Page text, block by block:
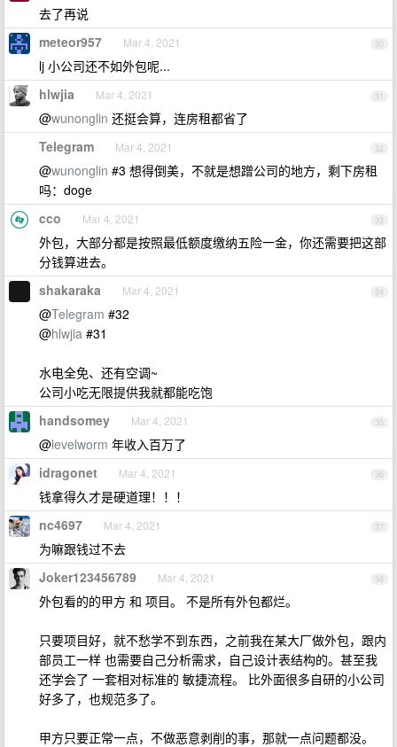
去了再说
30
meteor957 Mar 4, 2021
lj 小公司还不如外包呢...
31
hlwjia Mar 4, 2021
@wunonglin 还挺会算，连房租都省了
32
Telegram Mar 4, 2021
@wunonglin #3 想得倒美，不就是想蹭公司的地方，剩下房租
吗：doge
33
cco Mar 4, 2021
外包，大部分都是按照最低额度缴纳五险一金，你还需要把这部
分钱算进去。
34
shakaraka Mar 4, 2021
@Telegram #32
@hlwjia #31
水电全免、还有空调~
公司小吃无限提供我就都能吃饱
35
handsomey Mar 4, 2021
@levelworm 年收入百万了
36
idragonet Mar 4, 2021
钱拿得久才是硬道理！！！
37
nc4697 Mar 4, 2021
为嘛跟钱过不去
38
Joker123456789 Mar 4, 2021
外包看的的甲方 和 项目。 不是所有外包都烂。
只要项目好，就不愁学不到东西，之前我在某大厂做外包，跟内
部员工一样 也需要自己分析需求，自己设计表结构的。甚至我
还学会了 一套相对标准的 敏捷流程。 比外面很多自研的小公司
好多了，也规范多了。
甲方只要正常一点，不做恶意剥削的事，那就一点问题都没。